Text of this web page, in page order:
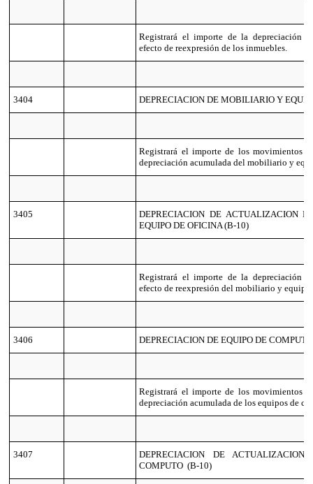
Registrará el importe de la depreciación
efecto de reexpresión de los inmuebles.
3404 DEPRECIACION DE MOBILIARIO Y
Registrará el importe de los movimientos
depreciación acumulada del mobiliario y
3405
DEPRECIACION DE ACTUALIZACION
EQUIPO DE OFICINA (B-10)
Registrará el importe de la depreciación
efecto de reexpresión del mobiliario y
3406 DEPRECIACION DE EQUIPO DE COMPUTO
Registrará el importe de los movimientos
depreciación acumulada de los equipos de
3407
DEPRECIACION DE
COMPUTO (B-10)